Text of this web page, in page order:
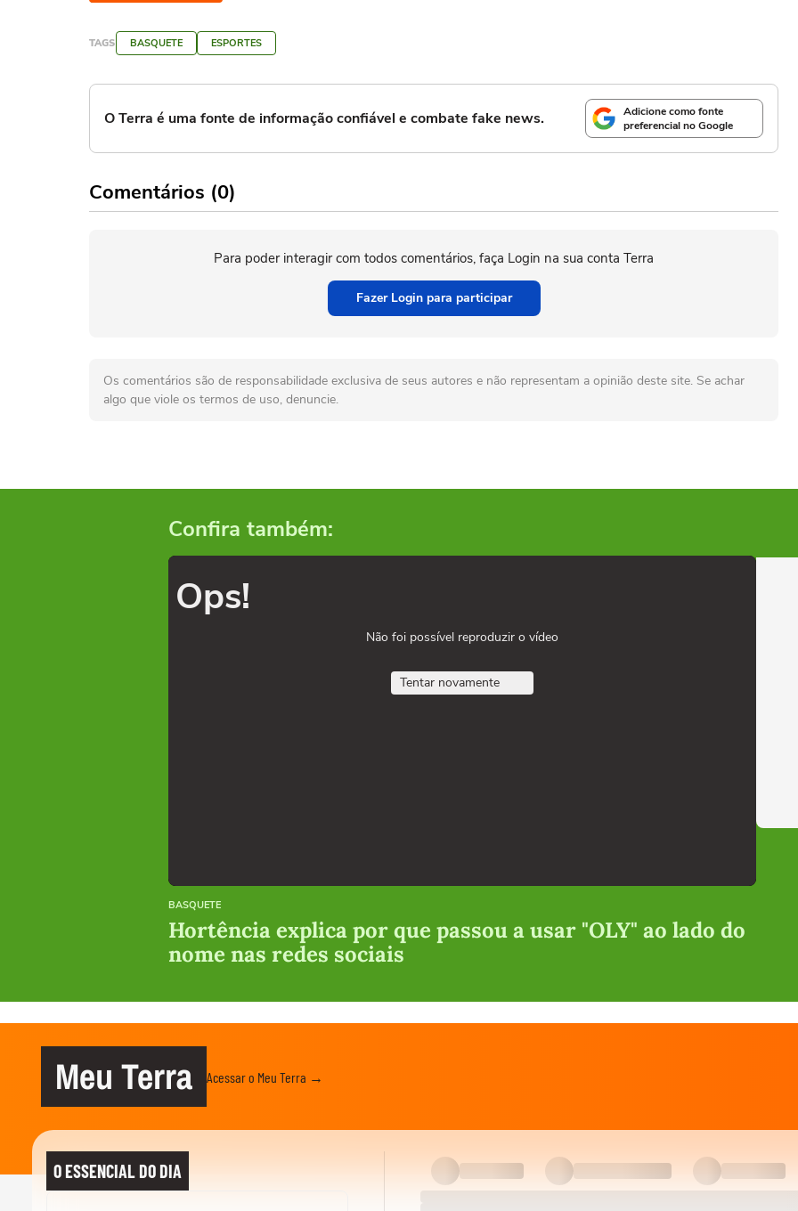
TAGS BASQUETE ESPORTES
O Terra é uma fonte de informação confiável e combate fake news.
Adicione como fonte
preferencial no Google
Comentários (0)
Para poder interagir com todos comentários, faça Login na sua conta Terra
Fazer Login para participar
Os comentários são de responsabilidade exclusiva de seus autores e não representam a opinião deste site. Se achar
algo que viole os termos de uso, denuncie.
Confira também:
Ops!
Não foi possível reproduzir o vídeo
Tentar novamente
BASQUETE
Hortência explica por que passou a usar "OLY" ao lado do
nome nas redes sociais
Meu Terra Acessar o Meu Terra →
O ESSENCIAL DO DIA